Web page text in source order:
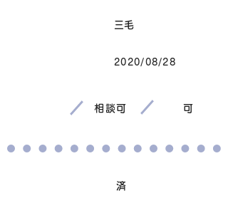
三毛
2020/08/28
相談可 可
済